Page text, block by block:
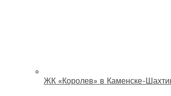
ЖК «Королев» в Каменске-